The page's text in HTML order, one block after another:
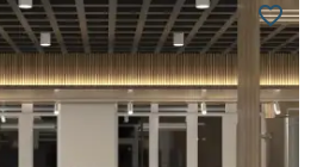
favorite_border